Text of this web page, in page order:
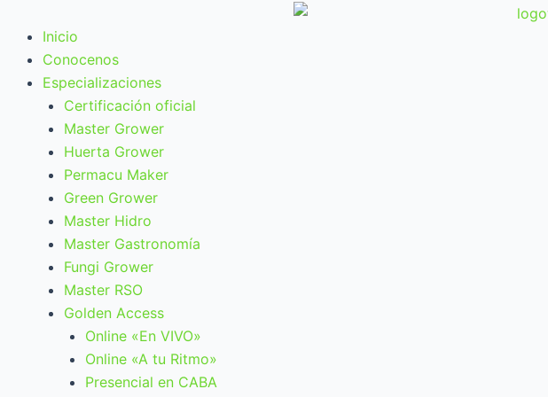
contenido
Inicio
Conocenos
Especializaciones
Certificación oficial
Master Grower
Huerta Grower
Permacu Maker
Green Grower
Master Hidro
Master Gastronomía
Fungi Grower
Master RSO
Golden Access
Online «En VIVO»
Online «A tu Ritmo»
Presencial en CABA